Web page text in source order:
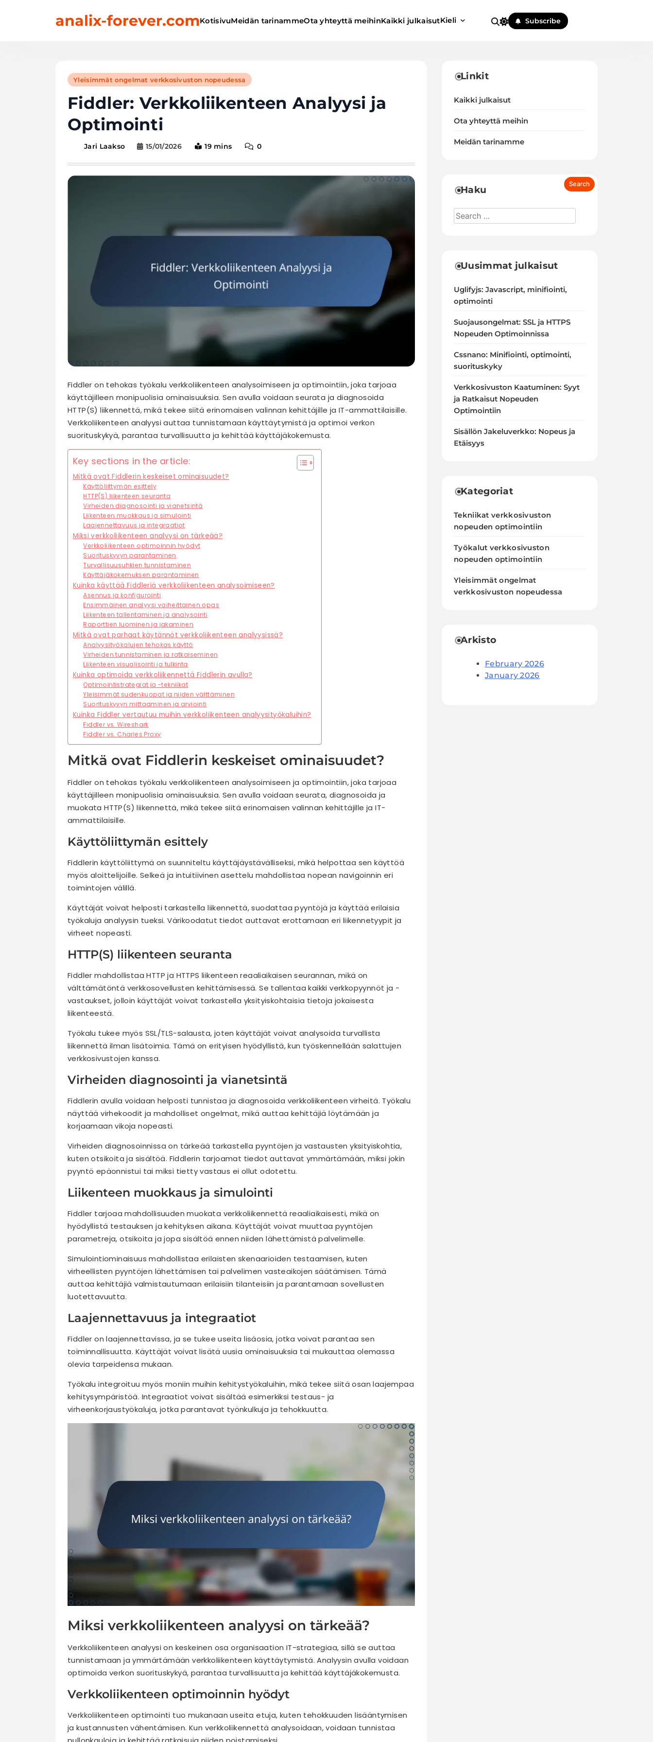
analix-forever.comKotisivuMeidän tarinammeOta yhteyttä meihinKaikki julkaisutKieli Subscribe
Yleisimmät ongelmat verkkosivuston nopeudessa
Fiddler: Verkkoliikenteen Analyysi ja
Optimointi
Jari Laakso 15/01/2026 19 mins 0
Fiddler on tehokas työkalu verkkoliikenteen analysoimiseen ja optimointiin, joka tarjoaa
käyttäjilleen monipuolisia ominaisuuksia. Sen avulla voidaan seurata ja diagnosoida
HTTP(S) liikennettä, mikä tekee siitä erinomaisen valinnan kehittäjille ja IT-ammattilaisille.
Verkkoliikenteen analyysi auttaa tunnistamaan käyttäytymistä ja optimoi verkon
suorituskykyä, parantaa turvallisuutta ja kehittää käyttäjäkokemusta.
Key sections in the article:
Mitkä ovat Fiddlerin keskeiset ominaisuudet?
Käyttöliittymän esittely
HTTP(S) liikenteen seuranta
Virheiden diagnosointi ja vianetsintä
Liikenteen muokkaus ja simulointi
Laajennettavuus ja integraatiot
Miksi verkkoliikenteen analyysi on tärkeää?
Verkkoliikenteen optimoinnin hyödyt
Suorituskyvyn parantaminen
Turvallisuusuhkien tunnistaminen
Käyttäjäkokemuksen parantaminen
Kuinka käyttää Fiddleriä verkkoliikenteen analysoimiseen?
Asennus ja konfigurointi
Ensimmäinen analyysi vaiheittainen opas
Liikenteen tallentaminen ja analysointi
Raporttien luominen ja jakaminen
Mitkä ovat parhaat käytännöt verkkoliikenteen analyysissä?
Analyysityökalujen tehokas käyttö
Virheiden tunnistaminen ja ratkaiseminen
Liikenteen visualisointi ja tulkinta
Kuinka optimoida verkkoliikennettä Fiddlerin avulla?
Optimointistrategiat ja -tekniikat
Yleisimmät sudenkuopat ja niiden välttäminen
Suorituskyvyn mittaaminen ja arviointi
Kuinka Fiddler vertautuu muihin verkkoliikenteen analyysityökaluihin?
Fiddler vs. Wireshark
Fiddler vs. Charles Proxy
Mitkä ovat Fiddlerin keskeiset ominaisuudet?
Fiddler on tehokas työkalu verkkoliikenteen analysoimiseen ja optimointiin, joka tarjoaa
käyttäjilleen monipuolisia ominaisuuksia. Sen avulla voidaan seurata, diagnosoida ja
muokata HTTP(S) liikennettä, mikä tekee siitä erinomaisen valinnan kehittäjille ja IT-
ammattilaisille.
Käyttöliittymän esittely
Fiddlerin käyttöliittymä on suunniteltu käyttäjäystävälliseksi, mikä helpottaa sen käyttöä
myös aloittelijoille. Selkeä ja intuitiivinen asettelu mahdollistaa nopean navigoinnin eri
toimintojen välillä.
Käyttäjät voivat helposti tarkastella liikennettä, suodattaa pyyntöjä ja käyttää erilaisia
työkaluja analyysin tueksi. Värikoodatut tiedot auttavat erottamaan eri liikennetyypit ja
virheet nopeasti.
HTTP(S) liikenteen seuranta
Fiddler mahdollistaa HTTP ja HTTPS liikenteen reaaliaikaisen seurannan, mikä on
välttämätöntä verkkosovellusten kehittämisessä. Se tallentaa kaikki verkkopyynnöt ja -
vastaukset, jolloin käyttäjät voivat tarkastella yksityiskohtaisia tietoja jokaisesta
liikenteestä.
Työkalu tukee myös SSL/TLS-salausta, joten käyttäjät voivat analysoida turvallista
liikennettä ilman lisätoimia. Tämä on erityisen hyödyllistä, kun työskennellään salattujen
verkkosivustojen kanssa.
Virheiden diagnosointi ja vianetsintä
Fiddlerin avulla voidaan helposti tunnistaa ja diagnosoida verkkoliikenteen virheitä. Työkalu
näyttää virhekoodit ja mahdolliset ongelmat, mikä auttaa kehittäjiä löytämään ja
korjaamaan vikoja nopeasti.
Virheiden diagnosoinnissa on tärkeää tarkastella pyyntöjen ja vastausten yksityiskohtia,
kuten otsikoita ja sisältöä. Fiddlerin tarjoamat tiedot auttavat ymmärtämään, miksi jokin
pyyntö epäonnistui tai miksi tietty vastaus ei ollut odotettu.
Liikenteen muokkaus ja simulointi
Fiddler tarjoaa mahdollisuuden muokata verkkoliikennettä reaaliaikaisesti, mikä on
hyödyllistä testauksen ja kehityksen aikana. Käyttäjät voivat muuttaa pyyntöjen
parametreja, otsikoita ja jopa sisältöä ennen niiden lähettämistä palvelimelle.
Simulointiominaisuus mahdollistaa erilaisten skenaarioiden testaamisen, kuten
virheellisten pyyntöjen lähettämisen tai palvelimen vasteaikojen säätämisen. Tämä
auttaa kehittäjiä valmistautumaan erilaisiin tilanteisiin ja parantamaan sovellusten
luotettavuutta.
Laajennettavuus ja integraatiot
Fiddler on laajennettavissa, ja se tukee useita lisäosia, jotka voivat parantaa sen
toiminnallisuutta. Käyttäjät voivat lisätä uusia ominaisuuksia tai mukauttaa olemassa
olevia tarpeidensa mukaan.
Työkalu integroituu myös moniin muihin kehitystyökaluihin, mikä tekee siitä osan laajempaa
kehitysympäristöä. Integraatiot voivat sisältää esimerkiksi testaus- ja
virheenkorjaustyökaluja, jotka parantavat työnkulkuja ja tehokkuutta.
Miksi verkkoliikenteen analyysi on tärkeää?
Verkkoliikenteen analyysi on keskeinen osa organisaation IT-strategiaa, sillä se auttaa
tunnistamaan ja ymmärtämään verkkoliikenteen käyttäytymistä. Analyysin avulla voidaan
optimoida verkon suorituskykyä, parantaa turvallisuutta ja kehittää käyttäjäkokemusta.
Verkkoliikenteen optimoinnin hyödyt
Verkkoliikenteen optimointi tuo mukanaan useita etuja, kuten tehokkuuden lisääntymisen
ja kustannusten vähentämisen. Kun verkkoliikennettä analysoidaan, voidaan tunnistaa
Linkit
Kaikki julkaisut
Ota yhteyttä meihin
Meidän tarinamme
Haku
Uusimmat julkaisut
Uglifyjs: Javascript, minifiointi,
optimointi
Suojausongelmat: SSL ja HTTPS
Nopeuden Optimoinnissa
Cssnano: Minifiointi, optimointi,
suorituskyky
Verkkosivuston Kaatuminen: Syyt
ja Ratkaisut Nopeuden
Optimointiin
Sisällön Jakeluverkko: Nopeus ja
Etäisyys
Kategoriat
Tekniikat verkkosivuston
nopeuden optimointiin
Työkalut verkkosivuston
nopeuden optimointiin
Yleisimmät ongelmat
verkkosivuston nopeudessa
Arkisto
February 2026
January 2026